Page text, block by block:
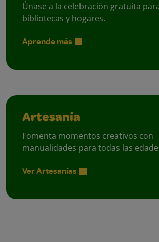
Únase a la celebración gratuita
bibliotecas y hogares.
Aprende más
Artesanía
Fomenta momentos creativos con
manualidades para todas las
Ver Artesanías